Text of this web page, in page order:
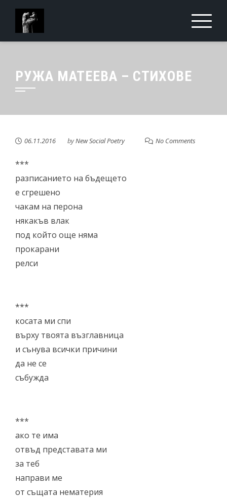
Skip
content
РУЖА МАТЕЕВА – СТИХОВЕ
06.11.2016 byNew Social Poetry No Comments
***
разписанието на бъдещето
е сгрешено
чакам на перона
някакъв влак
под който още няма
прокарани
релси
***
косата ми спи
върху твоята възглавница
и сънува всички причини
да не се
събужда
***
ако те има
отвъд представата ми
за теб
направи ме
от същата нематерия